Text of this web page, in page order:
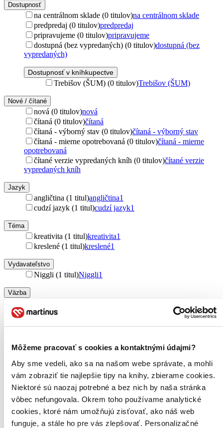
Môžeme pracovať s cookies a kontaktnými údajmi?
Aby sme vedeli, ako sa na našom webe správate, a mohli
vám zobraziť tie najlepšie tipy na knihy, zbierame cookies.
Niektoré sú naozaj potrebné a bez nich by naša stránka
vôbec nefungovala. Okrem toho používame analytické
cookies, ktoré nám umožňujú zisťovať, ako náš web
funguje, a stále ho pre vás zlepšovať. Personalizačné
Dostupnosť
na centrálnom sklade (0 titulov)na centrálnom sklade
predpredaj (0 titulov)predpredaj
pripravujeme (0 titulov)pripravujeme
dostupná (bez vypredaných) (0 titulov)dostupná (bez
vypredaných)
Dostupnosť v kníhkupectve
Trebišov (ŠUM) (0 titulov)Trebišov (ŠUM)
Nové / čítané
nová (0 titulov)nová
čítaná (0 titulov)čítaná
čítaná - výborný stav (0 titulov)čítaná - výborný stav
čítaná - mierne opotrebovaná (0 titulov)čítaná - mierne
opotrebovaná
čítané verzie vypredaných kníh (0 titulov)čítané verzie
vypredaných kníh
Jazyk
angličtina (1 titul)angličtina1
cudzí jazyk (1 titul)cudzí jazyk1
Téma
kreativita (1 titul)kreativita1
kreslené (1 titul)kreslené1
Vydavateľstvo
Niggli (1 titul)Niggli1
Väzba
Zúžiť výber
Zoradiť
Bestsellery
Top hodnotené
Novinky
Najdrahšie
Najlacnejšie